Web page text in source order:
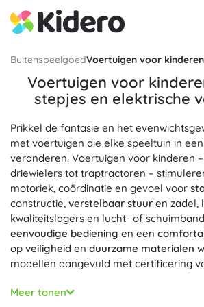
BuitenspeelgoedVoertuigen voor kinderen
Voertuigen voor
stepjes en elektrische
Prikkel de fantasie en het
met voertuigen die elke speeltuin in
veranderen. Voertuigen voor kinderen
driewielers tot traptractoren –
motoriek, coördinatie en gevoel voor
constructie, verstelbaar stuur en zadel,
kwaliteitslagers en lucht- of
eenvoudige bediening en een
op veiligheid en duurzame materialen
modellen aangevuld met certificering
Voor langere tochten en balans­training
en Stepjes. Kinderfietsen en stepjes
Meer tonen